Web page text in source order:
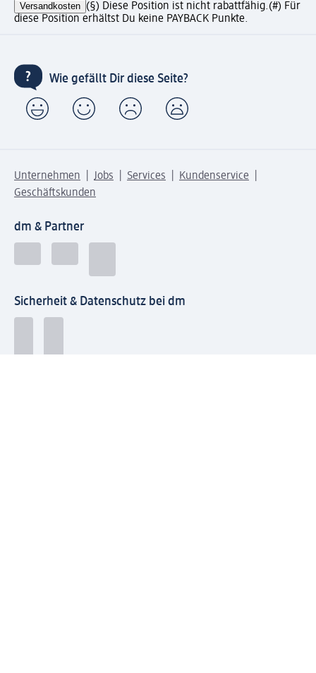
Versandkosten (§) Diese Position ist nicht rabattfähig.(#) Für
diese Position erhältst Du keine PAYBACK Punkte.
Wie gefällt Dir diese Seite?
Unternehmen Jobs Services
Kundenservice
Geschäftskunden
dm & Partner
Sicherheit & Datenschutz bei dm